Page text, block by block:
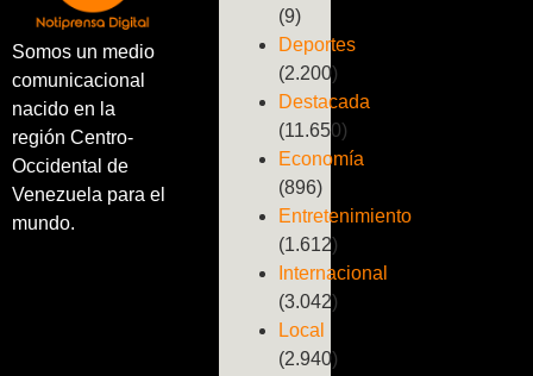
Somos un medio
comunicacional
nacido en la
región Centro-
Occidental de
Venezuela para el
mundo.
(9)
Deportes
(2.200)
Destacada
(11.650)
Economía
(896)
Entretenimiento
(1.612)
Internacional
(3.042)
Local
(2.940)